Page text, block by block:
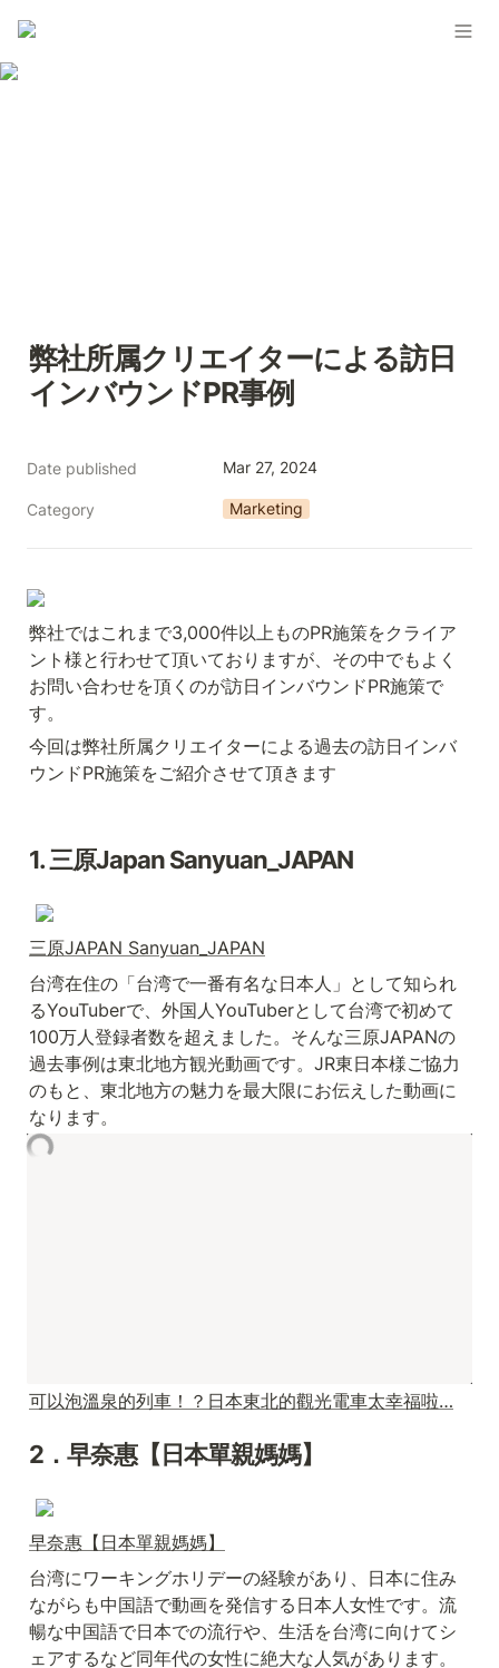
弊社所属クリエイターによる訪日
インバウンドPR事例
Date published Mar 27, 2024
Category Marketing
弊社ではこれまで3,000件以上ものPR施策をクライア
ント様と行わせて頂いておりますが、その中でもよく
お問い合わせを頂くのが訪日インバウンドPR施策で
す。
今回は弊社所属クリエイターによる過去の訪日インバ
ウンドPR施策をご紹介させて頂きます
1. 三原Japan Sanyuan_JAPAN
三原JAPAN Sanyuan_JAPAN
台湾在住の「台湾で一番有名な日本人」として知られ
るYouTuberで、外国人YouTuberとして台湾で初めて
100万人登録者数を超えました。そんな三原JAPANの
過去事例は東北地方観光動画です。JR東日本様ご協力
のもと、東北地方の魅力を最大限にお伝えした動画に
なります。
可以泡溫泉的列車！？日本東北的觀光電車太幸福啦…
2．早奈惠【日本單親媽媽】
早奈惠【日本單親媽媽】
台湾にワーキングホリデーの経験があり、日本に住み
ながらも中国語で動画を発信する日本人女性です。流
暢な中国語で日本での流行や、生活を台湾に向けてシ
ェアするなど同年代の女性に絶大な人気があります。